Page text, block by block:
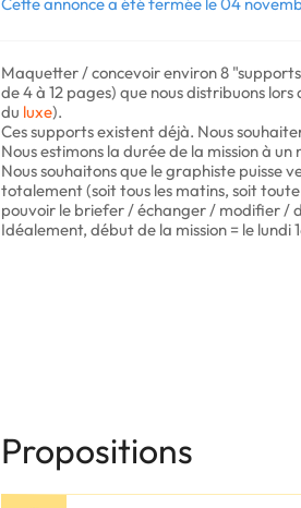
Maquetter / concevoir environ 8
de 4 à 12 pages) que nous distribuons
du luxe).
Ces supports existent déjà. Nous
Nous estimons la durée de la mission à un
Nous souhaitons que le graphiste puisse
totalement (soit tous les matins, soit
pouvoir le briefer / échanger / modifier /
Idéalement, début de la mission = le lundi
Propositions